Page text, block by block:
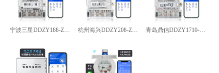
宁波三星DDZY188-Z型4G通讯智能电能表杭州海兴DDZY208-Z型RS485通讯智能电能表
青岛鼎信DDZY1710-Z型单